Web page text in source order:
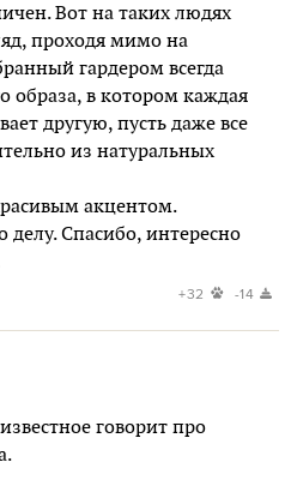
Вот на таких людях
проходя мимо на
гардером всегда
образа, в котором каждая
другую, пусть даже все
из натуральных
акцентом.
делу. Спасибо, интересно
+32 -14
говорит про